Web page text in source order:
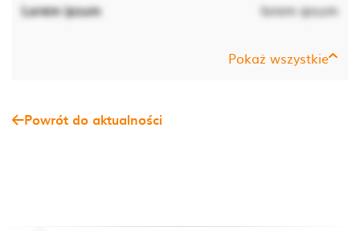
Lorem ipsum lorem ipsum
Pokaż wszystkie
Powrót do aktualności